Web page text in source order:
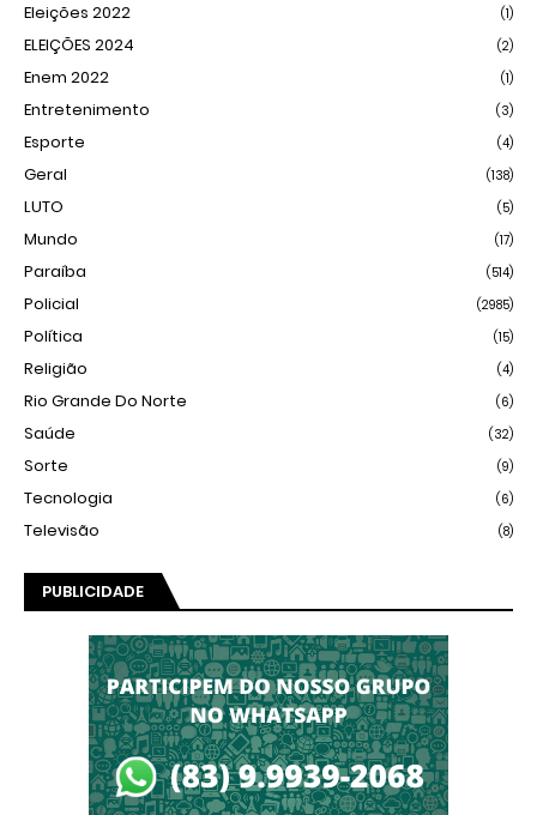
Eleições 2022 (1)
ELEIÇÕES 2024 (2)
Enem 2022 (1)
Entretenimento (3)
Esporte (4)
Geral (138)
LUTO (5)
Mundo (17)
Paraíba (514)
Policial (2985)
Política (15)
Religião (4)
Rio Grande Do Norte (6)
Saúde (32)
Sorte (9)
Tecnologia (6)
Televisão (8)
PUBLICIDADE